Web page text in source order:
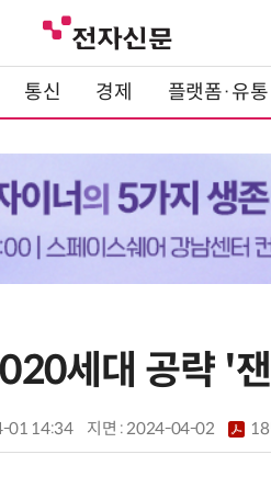
통신 경제 플랫폼·유통
세대 공략 '
01 14:34 지면 :2024-04-02